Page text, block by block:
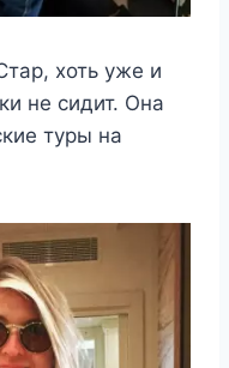
хоть уже и
не сидит. Она
туры на